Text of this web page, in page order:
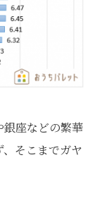
銀座などの繁華
そこまでガヤ